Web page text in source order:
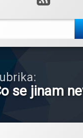
Vyhledávání
se jinam